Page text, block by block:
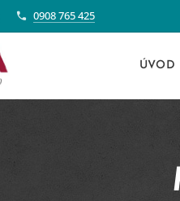
0908 765 425
ÚVOD